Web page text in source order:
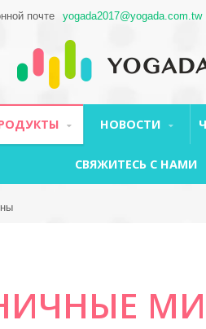
почте yogada2017@yogada.com.tw
НОВОСТИ
СВЯЖИТЕСЬ С НАМИ